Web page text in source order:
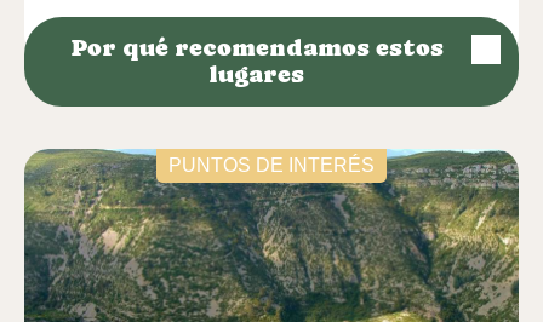
modernes que vous découvrirez peut-être pour la
première fois, permettent de tester des appareils de
mesures lors de conditions extrêmes. Allez découvrir
Por qué recomendamos estos
lugares
PUNTOS DE INTERÉS